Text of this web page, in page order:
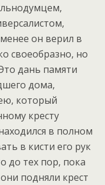
он верил в
своеобразно, но
дань памяти
дома,
который
кресту
в полном
в кисти его рук
до тех пор, пока
подняли крест